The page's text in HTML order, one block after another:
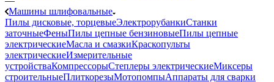
Машины шлифовальные
Пилы дисковые, торцевыеЭлектрорубанкиСтанки
заточныеФеныПилы цепные бензиновыеПилы цепные
электрическиеМасла и смазкиКраскопульты
электрическиеИзмерительные
устройстваКомпрессорыСтеплеры электрическиеМиксеры
строительныеПлиткорезыМотопомпыАппараты для сварки